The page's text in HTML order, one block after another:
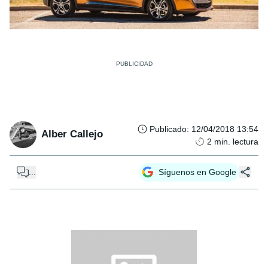
Alber Callejo Publicado: 12/04/2018 13:54
2 min. lectura
Síguenos en Google